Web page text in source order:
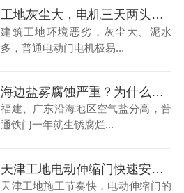
工地灰尘大，电机三天两头坏？防尘防水电动伸缩门来了！
建筑工地环境恶劣，灰尘大、泥水
多，普通电动门电机极易...
海边盐雾腐蚀严重？为什么我们的电动伸缩门用了10年还如新？
福建、广东沿海地区空气盐分高，普
通铁门一年就生锈腐烂...
天津工地电动伸缩门快速安装，适配工地赶工需求
天津工地施工节奏快，电动伸缩门的